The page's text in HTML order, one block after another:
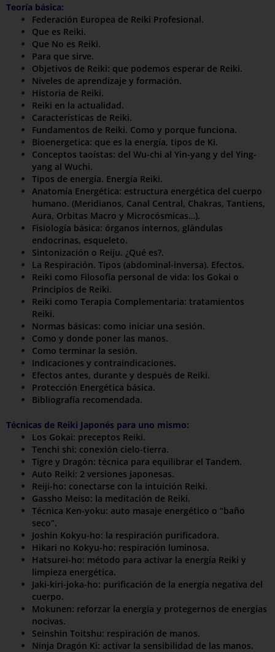
Teoría básica:
Federación Europea de Reiki Profesional.
Que es Reiki.
Que No es Reiki.
Para que sirve.
Objetivos de Reiki: que podemos esperar de Reiki.
Niveles de aprendizaje y formación.
Historia de Reiki.
Reiki en la actualidad.
Características de Reiki.
Fundamentos de Reiki. Como y porque funciona.
Bioenergetica: que es la energía, tipos de Ki.
Conceptos taoístas: del Wu-chi al Yin-yang y del Ying-
yang al Wuchi.
Tipos de energía. Energía Reiki.
Anatomía Energética: estructura energética del cuerpo
humano. (Meridianos, Canal Central, Chakras, Tantiens,
Aura, Orbitas Macro y Microcósmicas…).
Fisiología básica: órganos internos, glándulas
endocrinas, esqueleto.
Sintonización o Reiju. ¿Qué es?.
La Respiración. Tipos (abdominal-inversa). Efectos.
Reiki como Filosofía personal de vida: los Gokai o
Principios de Reiki.
Reiki como Terapia Complementaria: tratamientos
Reiki.
Normas básicas: como iniciar una sesión.
Como y donde poner las manos.
Como terminar la sesión.
Indicaciones y contraindicaciones.
Efectos antes, durante y después de Reiki.
Protección Energética básica.
Bibliografía recomendada.
Técnicas de Reiki Japonés para uno mismo:
Los Gokai: preceptos Reiki.
Tenchi shi: conexión cielo-tierra.
Tigre y Dragón: técnica para equilibrar el Tandem.
Auto Reiki: 2 versiones japonesas.
Reiji-ho: conectarse con la intuición Reiki.
Gassho Meiso: la meditación de Reiki.
Técnica Ken-yoku: auto masaje energético o “baño
seco”.
Joshin Kokyu-ho: la respiración purificadora.
Hikari no Kokyu-ho: respiración luminosa.
Hatsurei-ho: método para activar la energía Reiki y
limpieza energética.
Jaki-kiri-joka-ho: purificación de la energía negativa del
cuerpo.
Mokunen: reforzar la energía y protegernos de energías
nocivas.
Seinshin Toitshu: respiración de manos.
Ninja Dragón Ki: activar la sensibilidad de las manos.